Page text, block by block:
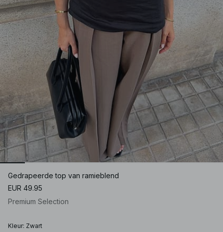
Gedrapeerde top van ramieblend
EUR 49.95
Premium Selection
Kleur: Zwart